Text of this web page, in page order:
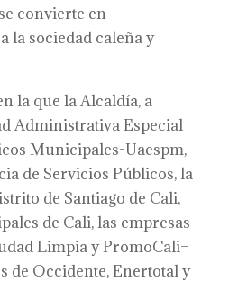
convierte en
la sociedad caleña y
la que la Alcaldía, a
Administrativa Especial
Municipales-Uaespm,
de Servicios Públicos, la
de Santiago de Cali,
de Cali, las empresas
Limpia y PromoCali–
de Occidente, Enertotal y